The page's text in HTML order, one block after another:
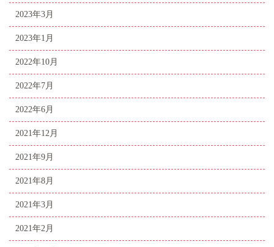
2023年3月
2023年1月
2022年10月
2022年7月
2022年6月
2021年12月
2021年9月
2021年8月
2021年3月
2021年2月